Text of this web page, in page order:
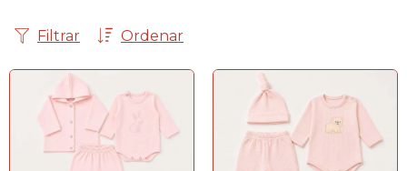
Ordenar
Filtrar